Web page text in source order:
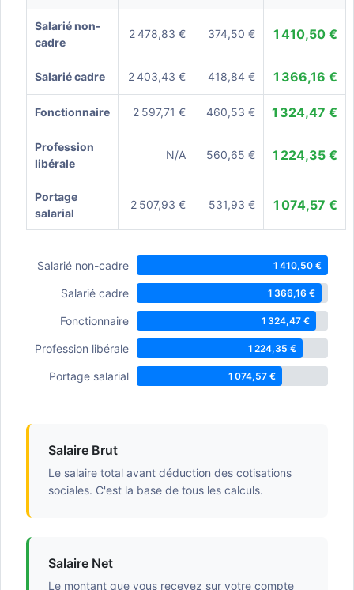
Salarié non-
cadre
2 478,83 € 374,50 € 1 410,50 €
Salarié cadre 2 403,43 € 418,84 € 1 366,16 €
Fonctionnaire 2 597,71 € 460,53 € 1 324,47 €
Profession
libérale
N/A 560,65 € 1 224,35 €
Portage
salarial
2 507,93 € 531,93 € 1 074,57 €
Salarié non-cadre 1 410,50 €
Salarié cadre 1 366,16 €
Fonctionnaire 1 324,47 €
Profession libérale 1 224,35 €
Portage salarial 1 074,57 €
Salaire Brut
Le salaire total avant déduction des cotisations
sociales. C'est la base de tous les calculs.
Salaire Net
Le montant que vous recevez sur votre compte